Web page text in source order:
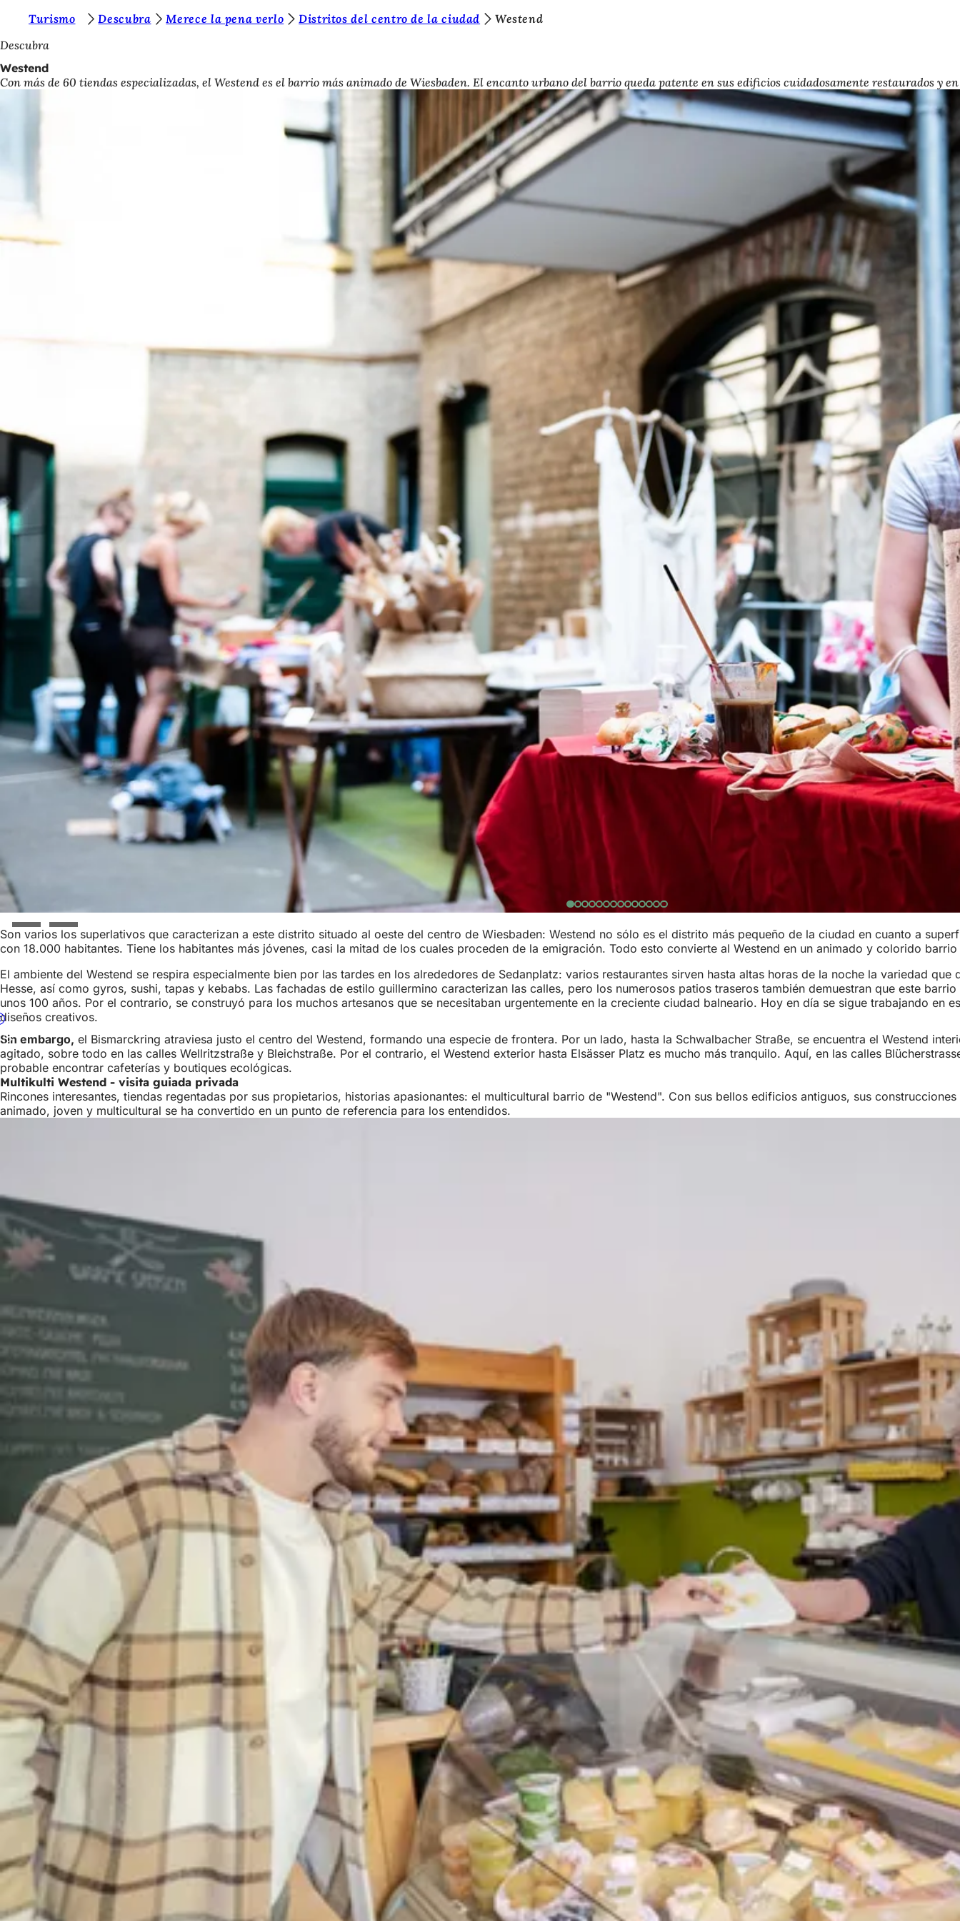
Saltar al contenido
s
t
á
Turismo Descubra Merece la pena verlo Distritos del centro de la ciudad
Westend
Descubra
Westend
Con más de 60 tiendas especializadas, el Westend es el barrio más animado de Wiesbaden. El encanto urbano del barrio queda patente en sus edificios cuidadosamente restaurados y
Son varios los superlativos que caracterizan a este distrito situado al oeste del centro de Wiesbaden: Westend no sólo es el distrito más pequeño de la ciudad en cuanto a
con 18.000 habitantes. Tiene los habitantes más jóvenes, casi la mitad de los cuales proceden de la emigración. Todo esto convierte al Westend en un animado y colorido
El ambiente del Westend se respira especialmente bien por las tardes en los alrededores de Sedanplatz: varios restaurantes sirven hasta altas horas de la noche la variedad
Hesse, así como gyros, sushi, tapas y kebabs. Las fachadas de estilo guillermino caracterizan las calles, pero los numerosos patios traseros también demuestran que este
unos 100 años. Por el contrario, se construyó para los muchos artesanos que se necesitaban urgentemente en la creciente ciudad balneario. Hoy en día se sigue trabajando en
diseños creativos.
Sin embargo, el Bismarckring atraviesa justo el centro del Westend, formando una especie de frontera. Por un lado, hasta la Schwalbacher Straße, se encuentra el Westend
agitado, sobre todo en las calles Wellritzstraße y Bleichstraße. Por el contrario, el Westend exterior hasta Elsässer Platz es mucho más tranquilo. Aquí, en las calles
probable encontrar cafeterías y boutiques ecológicas.
Multikulti Westend - visita guiada privada
Rincones interesantes, tiendas regentadas por sus propietarios, historias apasionantes: el multicultural barrio de "Westend". Con sus bellos edificios antiguos, sus
animado, joven y multicultural se ha convertido en un punto de referencia para los entendidos.